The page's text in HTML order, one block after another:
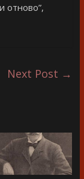
отново”,
Next Post →